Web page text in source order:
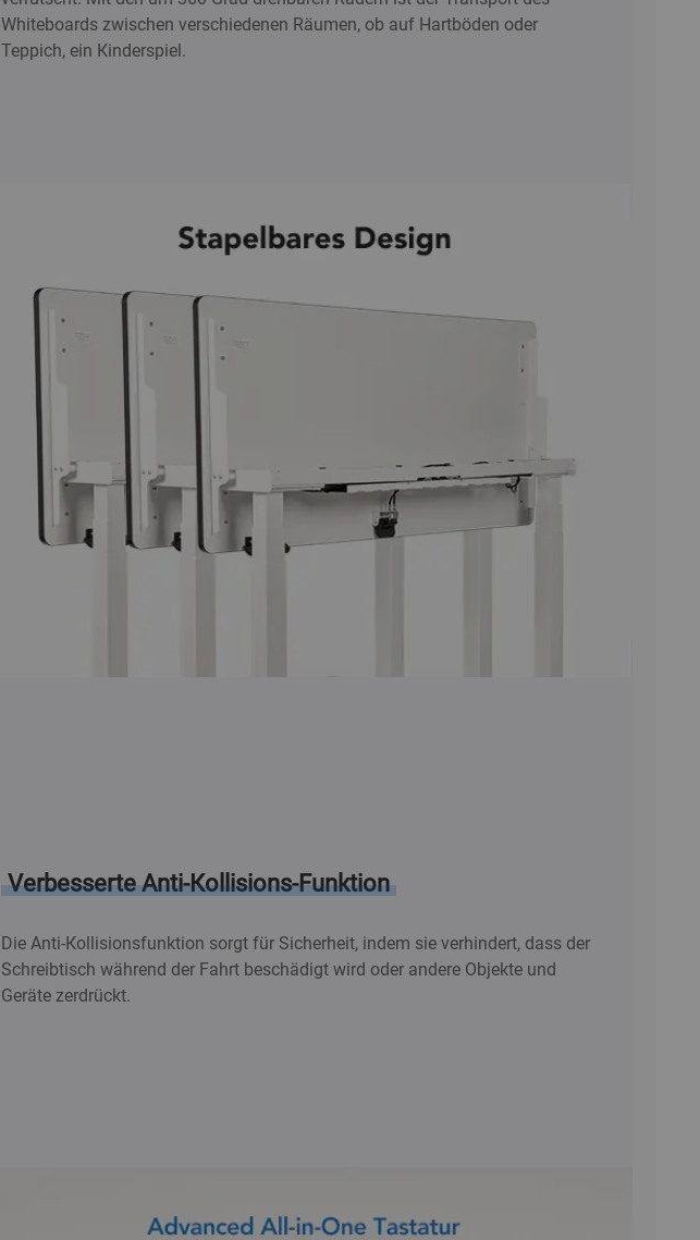
Whiteboards zwischen verschiedenen Räumen, ob auf Hartböden oder
Teppich, ein Kinderspiel.
Verbesserte Anti-Kollisions-Funktion
Die Anti-Kollisionsfunktion sorgt für Sicherheit, indem sie verhindert, dass der
Schreibtisch während der Fahrt beschädigt wird oder andere Objekte und
Geräte zerdrückt.